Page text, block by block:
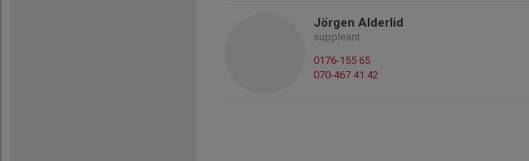
Jörgen Alderlid
suppleant
0176-155 65
070-467 41 42